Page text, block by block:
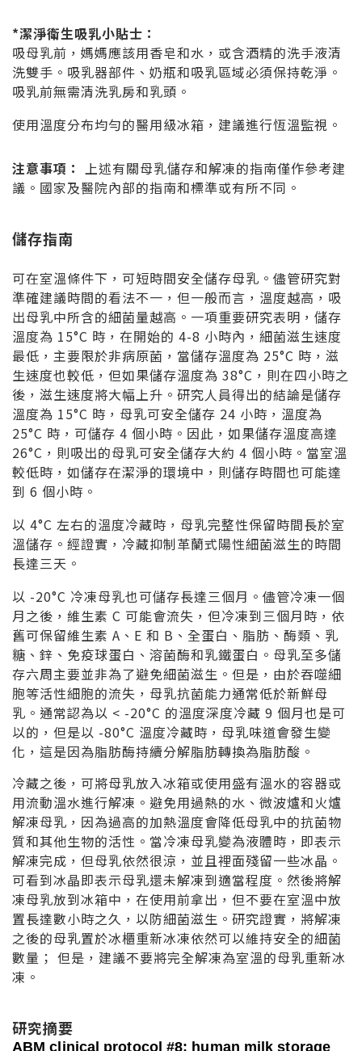
*潔淨衛生吸乳小貼士：
吸母乳前，媽媽應該用香皂和水，或含酒精的洗手液清
洗雙手。吸乳器部件、奶瓶和吸乳區域必須保持乾淨。
吸乳前無需清洗乳房和乳頭。
使用溫度分布均勻的醫用級冰箱，建議進行恆溫監視。
注意事項：
上述有關母乳儲存和解凍的指南僅作參考建
議。國家及醫院內部的指南和標準或有所不同。
儲存指南
可在室溫條件下，可短時間安全儲存母乳。儘管研究對
準確建議時間的看法不一，但一般而言，溫度越高，吸
出母乳中所含的細菌量越高。一項重要研究表明，儲存
溫度為 15°C 時，在開始的 4-8 小時內，細菌滋生速度
最低，主要限於非病原菌，當儲存溫度為 25°C 時，滋
生速度也較低，但如果儲存溫度為 38°C，則在四小時之
後，滋生速度將大幅上升。研究人員得出的結論是儲存
溫度為 15°C 時，母乳可安全儲存 24 小時，溫度為
25°C 時，可儲存 4 個小時。因此，如果儲存溫度高達
26°C，則吸出的母乳可安全儲存大約 4 個小時。當室溫
較低時，如儲存在潔淨的環境中，則儲存時間也可能達
到 6 個小時。
以 4°C 左右的溫度冷藏時，母乳完整性保留時間長於室
溫儲存。經證實，冷藏抑制革蘭式陽性細菌滋生的時間
長達三天。
以 -20°C 冷凍母乳也可儲存長達三個月。儘管冷凍一個
月之後，維生素 C 可能會流失，但冷凍到三個月時，依
舊可保留維生素 A、E 和 B、全蛋白、脂肪、酶類、乳
糖、鋅、免疫球蛋白、溶菌酶和乳鐵蛋白。母乳至多儲
存六周主要並非為了避免細菌滋生。但是，由於吞噬細
胞等活性細胞的流失，母乳抗菌能力通常低於新鮮母
乳。通常認為以 < -20°C 的溫度深度冷藏 9 個月也是可
以的，但是以 -80°C 溫度冷藏時，母乳味道會發生變
化，這是因為脂肪酶持續分解脂肪轉換為脂肪酸。
冷藏之後，可將母乳放入冰箱或使用盛有溫水的容器或
用流動溫水進行解凍。避免用過熱的水、微波爐和火爐
解凍母乳，因為過高的加熱溫度會降低母乳中的抗菌物
質和其他生物的活性。當冷凍母乳變為液體時，即表示
解凍完成，但母乳依然很涼，並且裡面殘留一些冰晶。
可看到冰晶即表示母乳還未解凍到適當程度。然後將解
凍母乳放到冰箱中，在使用前拿出，但不要在室溫中放
置長達數小時之久，以防細菌滋生。研究證實，將解凍
之後的母乳置於冰櫃重新冰凍依然可以維持安全的細菌
數量； 但是，建議不要將完全解凍為室溫的母乳重新冰
凍。
研究摘要
ABM clinical protocol #8: human milk storage